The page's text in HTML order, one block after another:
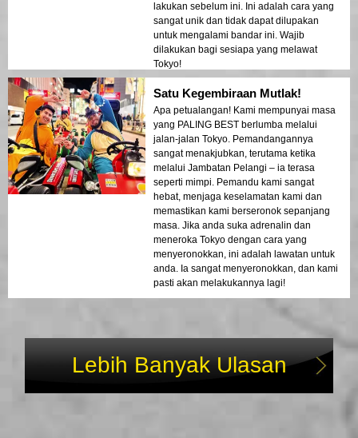
lakukan sebelum ini. Ini adalah cara yang
sangat unik dan tidak dapat dilupakan
untuk mengalami bandar ini. Wajib
dilakukan bagi sesiapa yang melawat
Tokyo!
Satu Kegembiraan Mutlak!
Apa petualangan! Kami mempunyai masa
yang PALING BEST berlumba melalui
jalan-jalan Tokyo. Pemandangannya
sangat menakjubkan, terutama ketika
melalui Jambatan Pelangi – ia terasa
seperti mimpi. Pemandu kami sangat
hebat, menjaga keselamatan kami dan
memastikan kami berseronok sepanjang
masa. Jika anda suka adrenalin dan
meneroka Tokyo dengan cara yang
menyeronokkan, ini adalah lawatan untuk
anda. Ia sangat menyeronokkan, dan kami
pasti akan melakukannya lagi!
Lebih Banyak Ulasan